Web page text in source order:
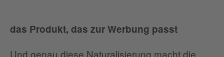
das Produkt, das zur Werbung passt
Und genau diese Naturalisierung macht die